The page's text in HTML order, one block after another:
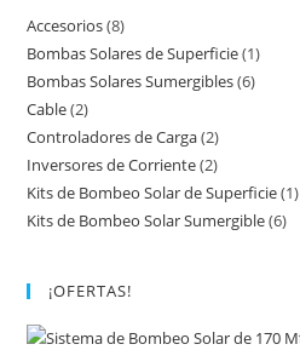
Accesorios(8)
Bombas Solares de Superficie(1)
Bombas Solares Sumergibles(6)
Cable(2)
Controladores de Carga(2)
Inversores de Corriente(2)
Kits de Bombeo Solar de Superficie(1)
Kits de Bombeo Solar Sumergible(6)
¡OFERTAS!